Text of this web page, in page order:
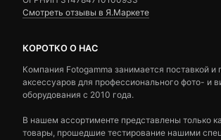
Смотреть отзывы в Я.Маркете
КОРОТКО О НАС
Компания Fotogamma занимается поставкой и
аксессуаров для профессионального фото- и
оборудования с 2010 года.
В нашем ассортименте представлены только
товары, прошедшие тестирование нашими